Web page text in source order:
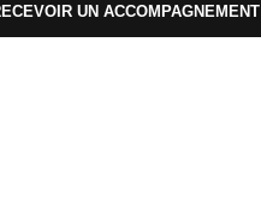
UN ACCOMPAGNEMENT